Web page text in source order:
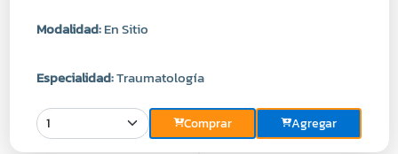
Modalidad:En Sitio
Especialidad:Traumatología
Comprar Agregar